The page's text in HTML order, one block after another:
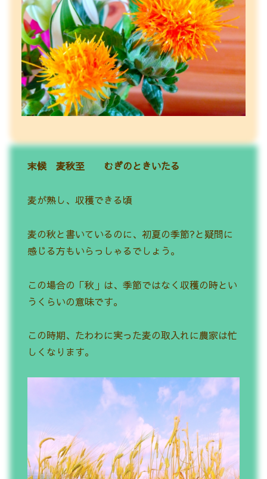
末候 麦秋至 むぎのときいたる
麦が熟し、収穫できる頃
麦の秋と書いているのに、初夏の季節?と疑問に
感じる方もいらっしゃるでしょう。
この場合の「秋」は、季節ではなく収穫の時とい
うくらいの意味です。
この時期、たわわに実った麦の取入れに農家は忙
しくなります。